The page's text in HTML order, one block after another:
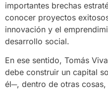
importantes brechas
conocer proyectos
innovación y el
desarrollo social.
En ese sentido, Tomás
debe construir un capital
él─, dentro de otras